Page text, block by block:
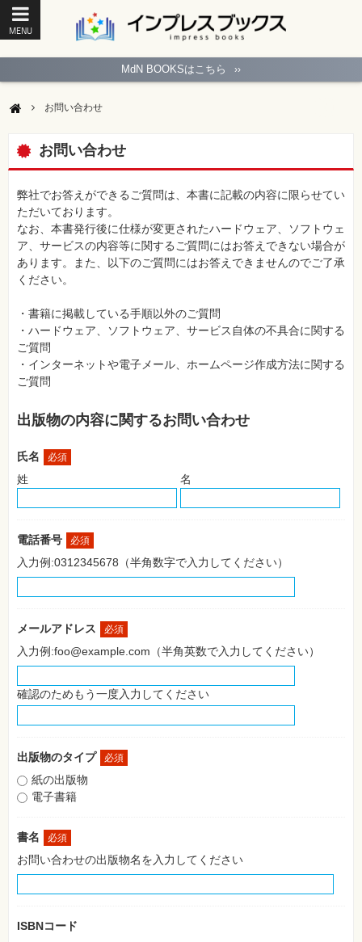
MENU
ペ
ジ
ソ
コ
ン
フ
ト
モ
バ
イ
ル・
ス
フ
ォ
ン・
SNS
作
成・
ケ
ィ
ン
ビ
ジ
ネ
ス・
み
メ
ラ・
真
資
験
プ
ロ
グ
ミ
ン
ネ
ー
MdN BOOKSはこちら ››
お問い合わせ
お問い合わせ
弊社でお答えができるご質問は、本書に記載の内容に限らせてい
ただいております。
なお、本書発行後に仕様が変更されたハードウェア、ソフトウェ
ア、サービスの内容等に関するご質問にはお答えできない場合が
あります。また、以下のご質問にはお答えできませんのでご了承
ください。
・書籍に掲載している手順以外のご質問
・ハードウェア、ソフトウェア、サービス自体の不具合に関する
ご質問
・インターネットや電子メール、ホームページ作成方法に関する
ご質問
出版物の内容に関するお問い合わせ
氏名 必須
姓 名
電話番号 必須
入力例:0312345678（半角数字で入力してください）
メールアドレス 必須
入力例:foo@example.com（半角英数で入力してください）
確認のためもう一度入力してください
出版物のタイプ 必須
紙の出版物
電子書籍
書名 必須
お問い合わせの出版物名を入力してください
ISBNコード